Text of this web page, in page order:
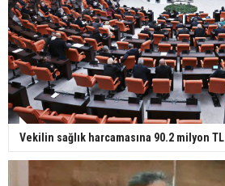
Vekilin sağlık harcamasına 90.2 milyon TL